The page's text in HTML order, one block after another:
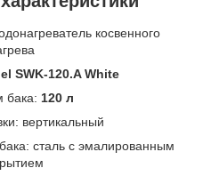
косвенного
SWK-120.A White
бака: 120 л
вертикальный
сталь с эмалированным